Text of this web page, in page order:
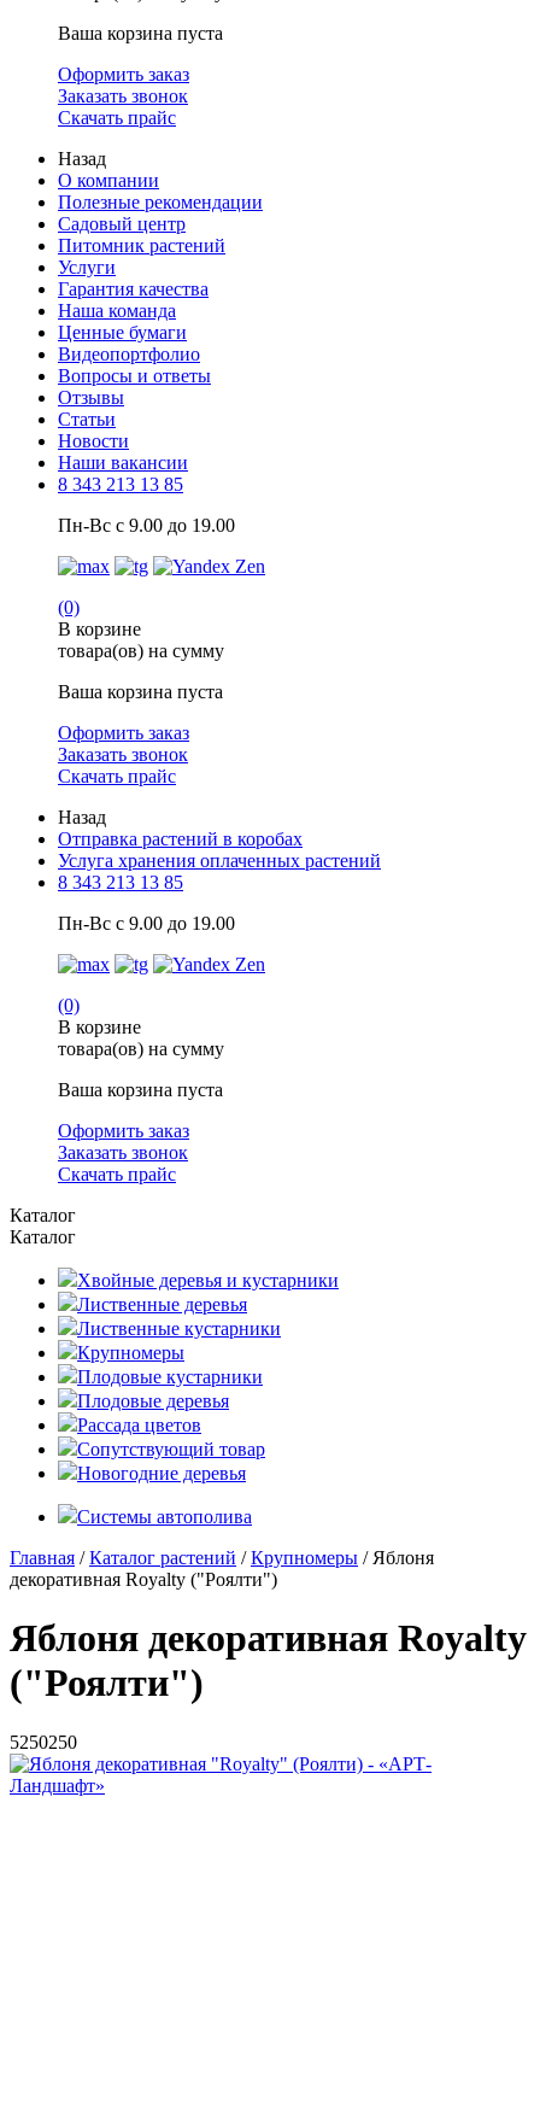
Ваша корзина пуста
Оформить заказ
Заказать звонок
Скачать прайс
Назад
О компании
Полезные рекомендации
Садовый центр
Питомник растений
Услуги
Гарантия качества
Наша команда
Ценные бумаги
Видеопортфолио
Вопросы и ответы
Отзывы
Статьи
Новости
Наши вакансии
8 343 213 13 85
Пн-Вс с 9.00 до 19.00
(0)
В корзине
товара(ов) на сумму
Ваша корзина пуста
Оформить заказ
Заказать звонок
Скачать прайс
Назад
Отправка растений в коробах
Услуга хранения оплаченных растений
8 343 213 13 85
Пн-Вс с 9.00 до 19.00
(0)
В корзине
товара(ов) на сумму
Ваша корзина пуста
Оформить заказ
Заказать звонок
Скачать прайс
Каталог
Каталог
Хвойные деревья и кустарники
Лиственные деревья
Лиственные кустарники
Крупномеры
Плодовые кустарники
Плодовые деревья
Рассада цветов
Сопутствующий товар
Новогодние деревья
Системы автополива
Главная /Каталог растений /Крупномеры / Яблоня
декоративная Royalty ("Роялти")
Яблоня декоративная Royalty
("Роялти")
5250250